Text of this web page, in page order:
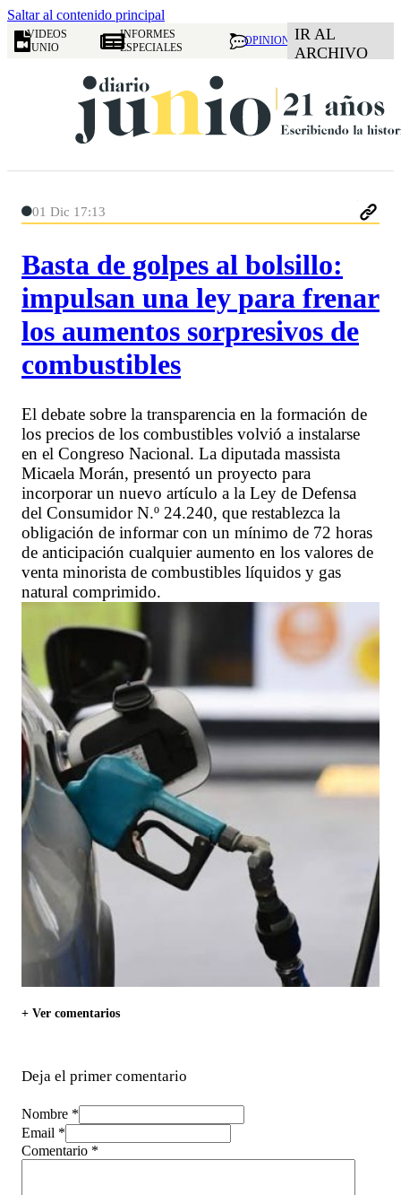
Saltar al contenido principal
VIDEOS
JUNIO
INFORMES
ESPECIALES
OPINION IR AL
ARCHIVO
01 Dic 17:13
Basta de golpes al bolsillo:
impulsan una ley para frenar
los aumentos sorpresivos de
combustibles
El debate sobre la transparencia en la formación de
los precios de los combustibles volvió a instalarse
en el Congreso Nacional. La diputada massista
Micaela Morán, presentó un proyecto para
incorporar un nuevo artículo a la Ley de Defensa
del Consumidor N.º 24.240, que restablezca la
obligación de informar con un mínimo de 72 horas
de anticipación cualquier aumento en los valores de
venta minorista de combustibles líquidos y gas
natural comprimido.
+ Ver comentarios
Deja el primer comentario
Nombre *
Email *
Comentario *